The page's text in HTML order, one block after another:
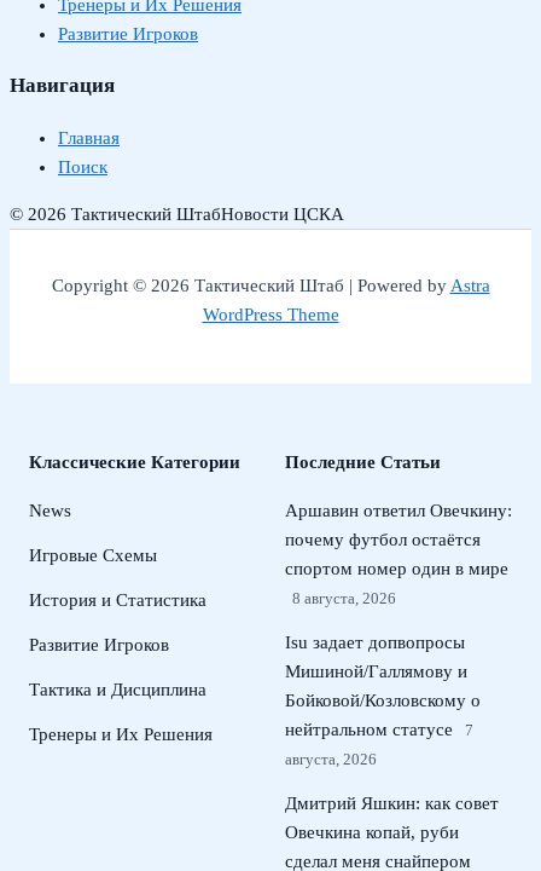
Тренеры и Их Решения
Развитие Игроков
Навигация
Главная
Поиск
© 2026 Тактический ШтабНовости ЦСКА
Copyright © 2026 Тактический Штаб | Powered byAstra
WordPress Theme
Классические Категории
News
Игровые Схемы
История и Статистика
Развитие Игроков
Тактика и Дисциплина
Тренеры и Их Решения
Последние Статьи
Аршавин ответил Овечкину:
почему футбол остаётся
спортом номер один в мире
8 августа, 2026
Isu задает допвопросы
Мишиной/Галлямову и
Бойковой/Козловскому о
нейтральном статусе
7
августа, 2026
Дмитрий Яшкин: как совет
Овечкина копай, руби
сделал меня снайпером